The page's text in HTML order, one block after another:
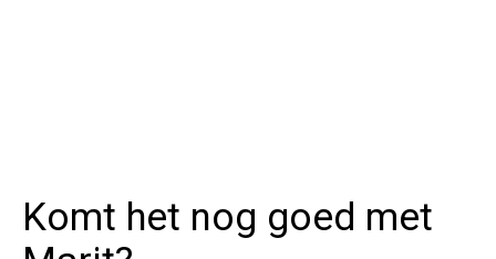
Komt het nog goed met